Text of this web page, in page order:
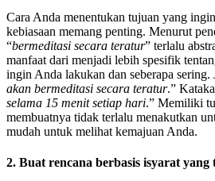
Cara Anda menentukan tujuan yang
kebiasaan memang penting. Menurut
“bermeditasi secara teratur” terlalu
manfaat dari menjadi lebih spesifik
ingin Anda lakukan dan seberapa sering.
akan bermeditasi secara teratur.”
selama 15 menit setiap hari.” Memiliki
membuatnya tidak terlalu menakutkan
mudah untuk melihat kemajuan Anda.
2. Buat rencana berbasis isyarat yang